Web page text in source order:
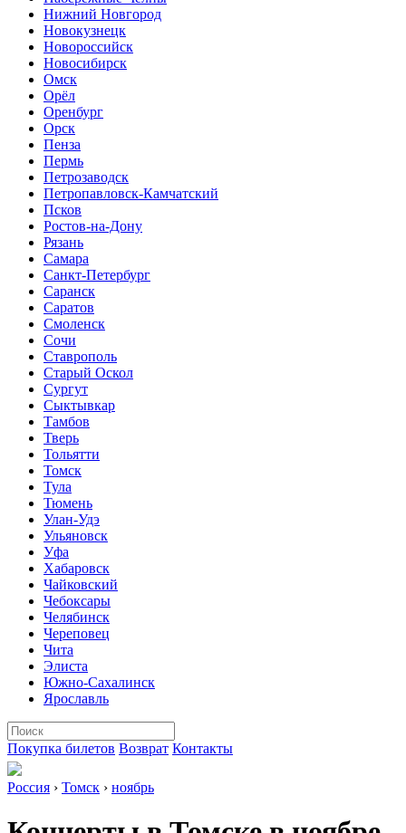
Нижний Новгород
Новокузнецк
Новороссийск
Новосибирск
Омск
Орёл
Оренбург
Орск
Пенза
Пермь
Петрозаводск
Петропавловск-Камчатский
Псков
Ростов-на-Дону
Рязань
Самара
Санкт-Петербург
Саранск
Саратов
Смоленск
Сочи
Ставрополь
Старый Оскол
Сургут
Сыктывкар
Тамбов
Тверь
Тольятти
Томск
Тула
Тюмень
Улан-Удэ
Ульяновск
Уфа
Хабаровск
Чайковский
Чебоксары
Челябинск
Череповец
Чита
Элиста
Южно-Сахалинск
Ярославль
Покупка билетов Возврат Контакты
Россия › Томск › ноябрь